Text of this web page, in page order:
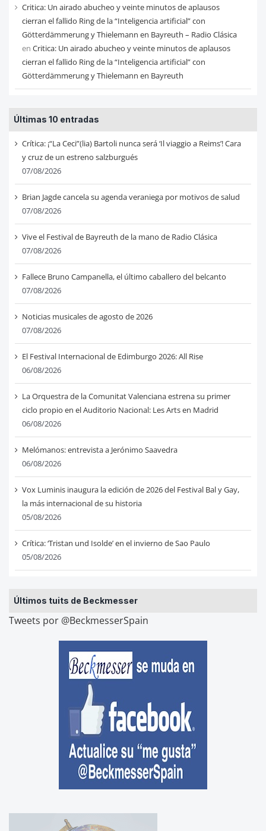
Critica: Un airado abucheo y veinte minutos de aplausos
cierran el fallido Ring de la “Inteligencia artificial” con
Götterdämmerung y Thielemann en Bayreuth – Radio Clásica
en Critica: Un airado abucheo y veinte minutos de aplausos
cierran el fallido Ring de la “Inteligencia artificial” con
Götterdämmerung y Thielemann en Bayreuth
Últimas 10 entradas
Crítica: ¡“La Ceci”(lia) Bartoli nunca será ‘Il viaggio a Reims’! Cara
y cruz de un estreno salzburgués
07/08/2026
Brian Jagde cancela su agenda veraniega por motivos de salud
07/08/2026
Vive el Festival de Bayreuth de la mano de Radio Clásica
07/08/2026
Fallece Bruno Campanella, el último caballero del belcanto
07/08/2026
Noticias musicales de agosto de 2026
07/08/2026
El Festival Internacional de Edimburgo 2026: All Rise
06/08/2026
La Orquestra de la Comunitat Valenciana estrena su primer
ciclo propio en el Auditorio Nacional: Les Arts en Madrid
06/08/2026
Melómanos: entrevista a Jerónimo Saavedra
06/08/2026
Vox Luminis inaugura la edición de 2026 del Festival Bal y Gay,
la más internacional de su historia
05/08/2026
Crítica: ‘Tristan und Isolde’ en el invierno de Sao Paulo
05/08/2026
Últimos tuits de Beckmesser
Tweets por @BeckmesserSpain